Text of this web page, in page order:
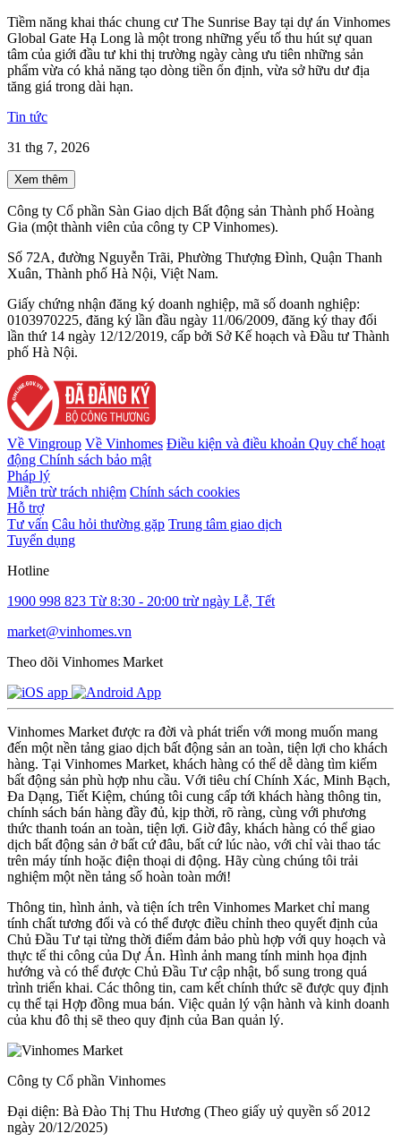
Tiềm năng khai thác chung cư The Sunrise Bay tại dự án Vinhomes
Global Gate Hạ Long là một trong những yếu tố thu hút sự quan
tâm của giới đầu tư khi thị trường ngày càng ưu tiên những sản
phẩm vừa có khả năng tạo dòng tiền ổn định, vừa sở hữu dư địa
tăng giá trong dài hạn.
Tin tức
31 thg 7, 2026
Xem thêm
Công ty Cổ phần Sàn Giao dịch Bất động sản Thành phố Hoàng
Gia (một thành viên của công ty CP Vinhomes).
Số 72A, đường Nguyễn Trãi, Phường Thượng Đình, Quận Thanh
Xuân, Thành phố Hà Nội, Việt Nam.
Giấy chứng nhận đăng ký doanh nghiệp, mã số doanh nghiệp:
0103970225, đăng ký lần đầu ngày 11/06/2009, đăng ký thay đổi
lần thứ 14 ngày 12/12/2019, cấp bởi Sở Kế hoạch và Đầu tư Thành
phố Hà Nội.
Về Vingroup Về Vinhomes Điều kiện và điều khoản Quy chế hoạt
động Chính sách bảo mật
Pháp lý
Miễn trừ trách nhiệm Chính sách cookies
Hỗ trợ
Tư vấn Câu hỏi thường gặp Trung tâm giao dịch
Tuyển dụng
Hotline
1900 998 823 Từ 8:30 - 20:00 trừ ngày Lễ, Tết
market@vinhomes.vn
Theo dõi Vinhomes Market
Vinhomes Market được ra đời và phát triển với mong muốn mang
đến một nền tảng giao dịch bất động sản an toàn, tiện lợi cho khách
hàng. Tại Vinhomes Market, khách hàng có thể dễ dàng tìm kiếm
bất động sản phù hợp nhu cầu. Với tiêu chí Chính Xác, Minh Bạch,
Đa Dạng, Tiết Kiệm, chúng tôi cung cấp tới khách hàng thông tin,
chính sách bán hàng đầy đủ, kịp thời, rõ ràng, cùng với phương
thức thanh toán an toàn, tiện lợi. Giờ đây, khách hàng có thể giao
dịch bất động sản ở bất cứ đâu, bất cứ lúc nào, với chỉ vài thao tác
trên máy tính hoặc điện thoại di động. Hãy cùng chúng tôi trải
nghiệm một nền tảng số hoàn toàn mới!
Thông tin, hình ảnh, và tiện ích trên Vinhomes Market chỉ mang
tính chất tương đối và có thể được điều chỉnh theo quyết định của
Chủ Đầu Tư tại từng thời điểm đảm bảo phù hợp với quy hoạch và
thực tế thi công của Dự Án. Hình ảnh mang tính minh họa định
hướng và có thể được Chủ Đầu Tư cập nhật, bổ sung trong quá
trình triển khai. Các thông tin, cam kết chính thức sẽ được quy định
cụ thể tại Hợp đồng mua bán. Việc quản lý vận hành và kinh doanh
của khu đô thị sẽ theo quy định của Ban quản lý.
Công ty Cổ phần Vinhomes
Đại diện: Bà Đào Thị Thu Hương (Theo giấy uỷ quyền số 2012
ngày 20/12/2025)